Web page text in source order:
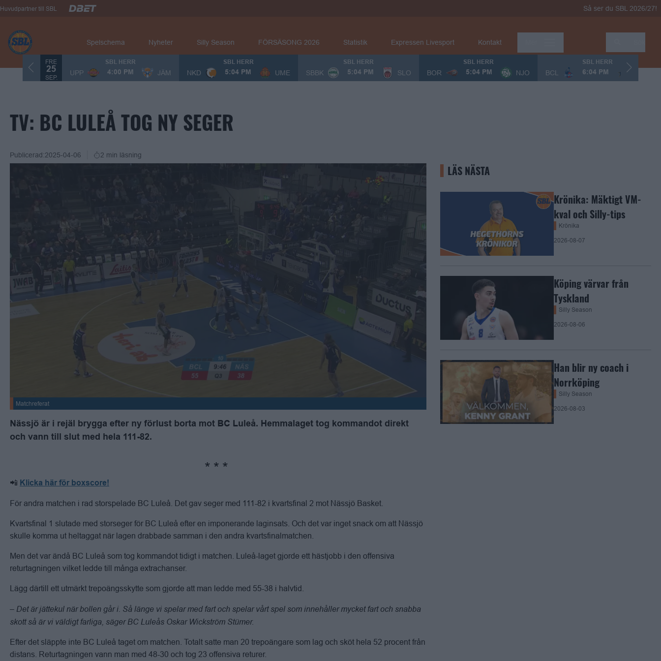
Huvudpartner till SBL Så ser du SBL 2026/27!
Spelschema Nyheter Silly Season FÖRSÄSONG 2026 Statistik Expressen Livesport Kontakt
FRE
25
SEP.
SBL HERR
UPP 4:00 PM JÄM
SBL HERR
NKD 5:04 PM UME
SBL HERR
SBBK 5:04 PM SLO
SBL HERR
BOR 5:04 PM NJO
SBL HERR
BCL 6:04 PM
TV: BC LULEÅ TOG NY SEGER
Publicerad:2025-04-06 2 min läsning
Matchreferat
Nässjö är i rejäl brygga efter ny förlust borta mot BC Luleå. Hemmalaget tog kommandot direkt
och vann till slut med hela 111-82.
📲 Klicka här för boxscore!
För andra matchen i rad storspelade BC Luleå. Det gav seger med 111-82 i kvartsfinal 2 mot Nässjö Basket.
Kvartsfinal 1 slutade med storseger för BC Luleå efter en imponerande laginsats. Och det var inget snack om att Nässjö
skulle komma ut heltaggat när lagen drabbade samman i den andra kvartsfinalmatchen.
Men det var ändå BC Luleå som tog kommandot tidigt i matchen. Luleå-laget gjorde ett hästjobb i den offensiva
returtagningen vilket ledde till många extrachanser.
Lägg därtill ett utmärkt trepoängsskytte som gjorde att man ledde med 55-38 i halvtid.
– Det är jättekul när bollen går i. Så länge vi spelar med fart och spelar vårt spel som innehåller mycket fart och snabba
skott så är vi väldigt farliga, säger BC Luleås Oskar Wickström Stümer.
Efter det släppte inte BC Luleå taget om matchen. Totalt satte man 20 trepoängare som lag och sköt hela 52 procent från
distans. Returtagningen vann man med 48-30 och tog 23 offensiva returer.
LÄS NÄSTA
Krönika: Mäktigt VM-
kval och Silly-tips
Krönika
2026-08-07
Köping värvar från
Tyskland
Silly Season
2026-08-06
Han blir ny coach i
Norrköping
Silly Season
2026-08-03